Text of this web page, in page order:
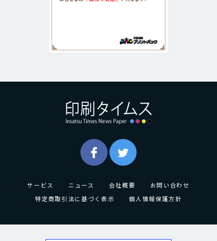
サービス ニュース 会社概要
お問い合わせ
特定商取引法に基づく表示
個人情報保護方針